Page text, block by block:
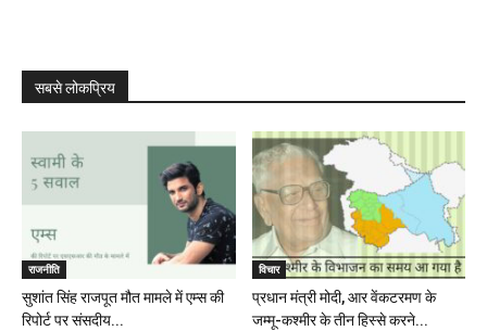
सबसे लोकप्रिय
राजनीति
सुशांत सिंह राजपूत मौत मामले में एम्स की
रिपोर्ट पर संसदीय...
विचार
प्रधान मंत्री मोदी, आर वेंकटरमण के
जम्मू-कश्मीर के तीन हिस्से करने...